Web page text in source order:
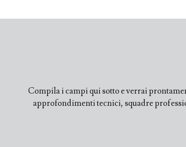
Compila i campi qui sotto e verrai
approfondimenti tecnici, squadre